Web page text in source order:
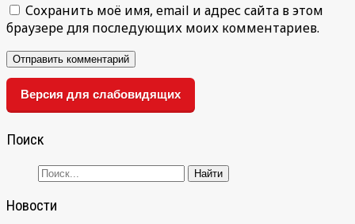
Сохранить моё имя, email и адрес сайта в этом
браузере для последующих моих комментариев.
Версия для слабовидящих
Поиск
Новости